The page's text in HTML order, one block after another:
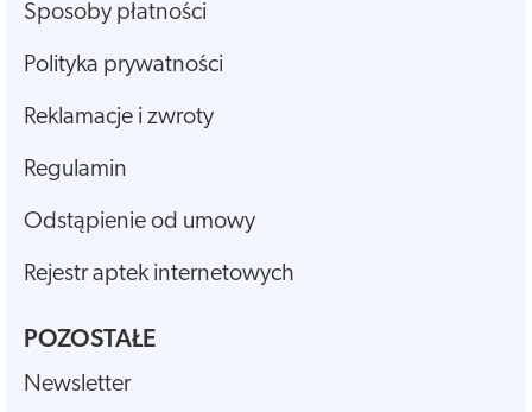
Sposoby płatności
Polityka prywatności
Reklamacje i zwroty
Regulamin
Odstąpienie od umowy
Rejestr aptek internetowych
POZOSTAŁE
Newsletter